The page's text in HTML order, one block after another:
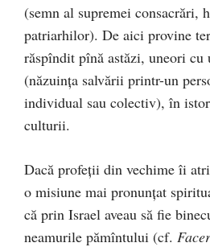
(semn al supremei consacrări,
patriarhilor). De aici provine
răspîndit pînă astăzi, uneori cu
(năzuința salvării printr-un
individual sau colectiv), în
culturii.
Dacă profeții din vechime îi
o misiune mai pronunțat
că prin Israel aveau să fie
neamurile pămîntului (cf.